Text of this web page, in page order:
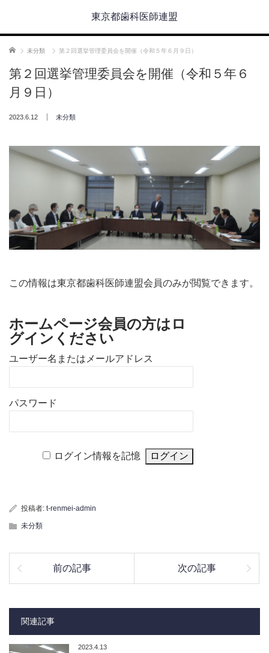
東京都歯科医師連盟
ホーム 未分類 第２回選挙管理委員会を開催（令和５年６月９日）
第２回選挙管理委員会を開催（令和５年６
月９日）
2023.6.12 未分類
この情報は東京都歯科医師連盟会員のみが閲覧できます。
ホームページ会員の方はロ
グインください
ユーザー名またはメールアドレス
パスワード
ログイン情報を記憶
投稿者: t-renmei-admin
未分類
前の記事 次の記事
関連記事
2023.4.13